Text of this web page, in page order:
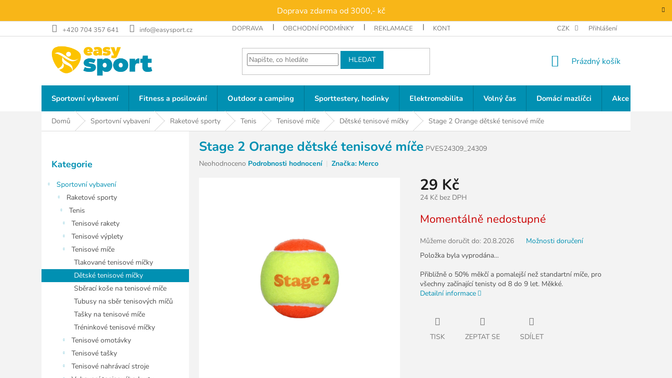
obsah
Doprava zdarma od 3000,- kč
+420 704 357 641 info@easysport.cz DOPRAVA OBCHODNÍ PODMÍNKY REKLAMACE KONTAKTY CZK Přihlášení
HLEDAT
NÁKUPNÍ
Prázdný košík
Sportovní vybavení Fitness a posilování Outdoor a camping Sporttestery, hodinky Elektromobilita Volný čas Domácí mazlíčci Akce a slevy
Domů Sportovní vybavení Raketové sporty Tenis Tenisové míče Dětské tenisové míčky Stage 2 Orange dětské tenisové míče
P
e
l
kategorie
Kategorie
Sportovní vybavení
Raketové sporty
Tenis
Tenisové rakety
Tenisové výplety
Tenisové míče
Tlakované tenisové míčky
Dětské tenisové míčky
Sběrací koše na tenisové míče
Tubusy na sběr tenisových míčů
Tašky na tenisové míče
Tréninkové tenisové míčky
Tenisové omotávky
Tenisové tašky
Tenisové nahrávací stroje
Stage 2 Orange dětské tenisové míče PVES24309_24309
Průměrné
Neohodnoceno Podrobnosti hodnocení Značka: Merco
29 Kč
24 Kč bez DPH
cena:
Momentálně nedostupné
Můžeme doručit do: 20.8.2026
Možnosti doručení
Položka byla vyprodána…
Přibližně o 50% měkčí a pomalejší než standartní míče, pro
všechny začínající tenisty od 8 do 9 let. Měkké.
Detailní informace
TISK ZEPTAT SE SDÍLET